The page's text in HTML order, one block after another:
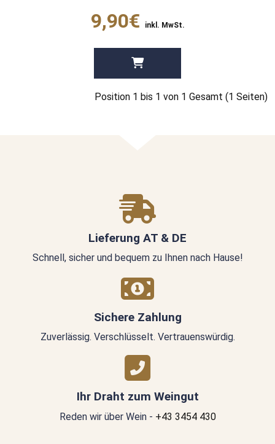
9,90€ inkl. MwSt.
Position 1 bis 1 von 1 Gesamt (1 Seiten)
Lieferung AT & DE
Schnell, sicher und bequem zu Ihnen nach Hause!
Sichere Zahlung
Zuverlässig. Verschlüsselt. Vertrauenswürdig.
Ihr Draht zum Weingut
Reden wir über Wein - +43 3454 430